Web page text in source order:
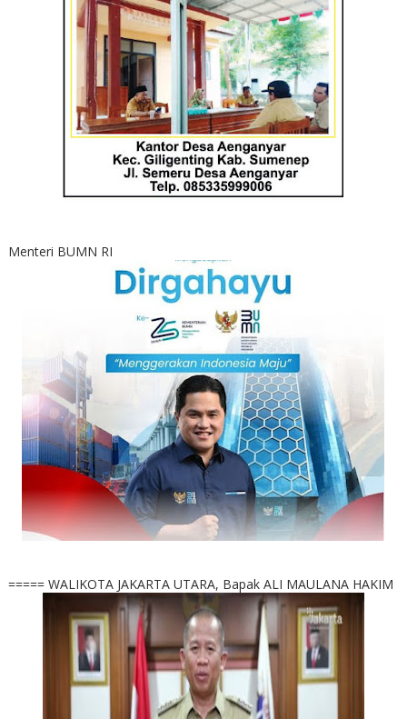
Menteri BUMN RI
===== WALIKOTA JAKARTA UTARA, Bapak ALI MAULANA HAKIM